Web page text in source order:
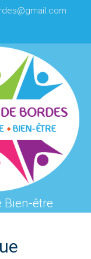
Bien-être